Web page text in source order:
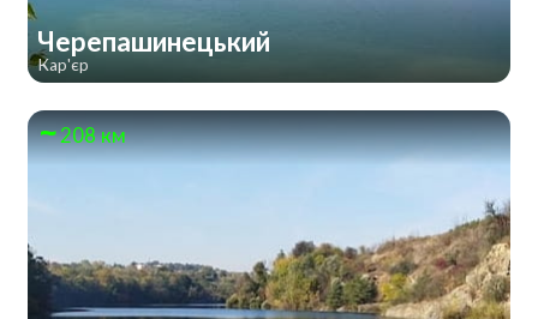
Черепашинецький
Кар'єр
208 км